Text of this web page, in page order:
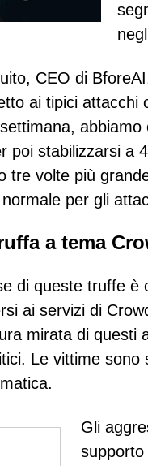
CEO di
ai tipici
poi stabilizzarsi a
tre volte più
per gli
a tema
di queste truffe
ai servizi di
mirata di questi
Le vittime
Gli